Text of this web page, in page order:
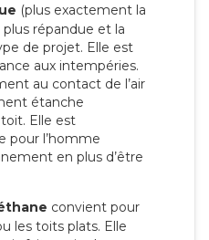
(plus exactement la
répandue et la
de projet. Elle est
aux intempéries.
au contact de l’air
étanche
Elle est
pour l’homme
en plus d’être
convient pour
les toits plats. Elle